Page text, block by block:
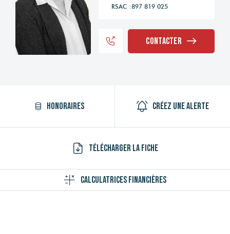
RSAC :897 819 025
Contacter
Honoraires Créez une alerte
Télécharger la fiche
Calculatrices financières